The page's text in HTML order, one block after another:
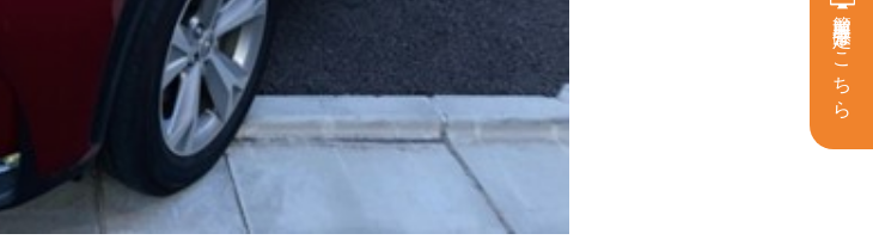
簡単買取査定はこちら